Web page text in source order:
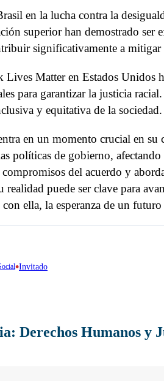
en la lucha contra la
superior han demostrado
significativamente a mitigar
Matter en Estados Unidos
para garantizar la justicia
y equitativa de la sociedad.
en un momento crucial en
políticas de gobierno,
del acuerdo y
realidad puede ser clave para
ella, la esperanza de un
•Invitado
Derechos Humanos y